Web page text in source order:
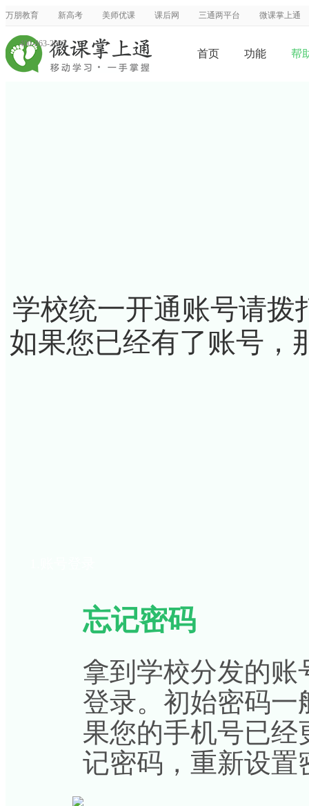
万朋教育 新高考 美师优课 课后网 三通两平台 微课掌上通
400-863-2003
首页 功能 帮
学校统一开通账号请拨
如果您已经有了账号，
忘记密码
拿到学校分发的账
登录。初始密码一
果您的手机号已
记密码 ，重新设